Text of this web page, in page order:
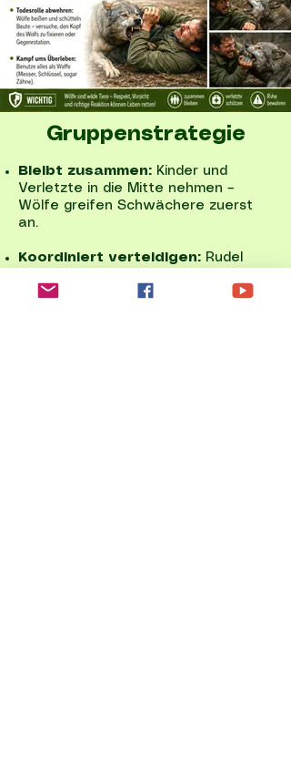
Gruppenstrategie
Bleibt zusammen: Kinder und
Verletzte in die Mitte nehmen –
Wölfe greifen Schwächere zuerst
an.
Koordiniert verteidigen: Rudel